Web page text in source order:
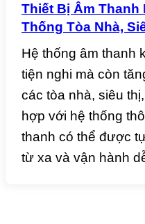
Thiết Bị Âm
Thống Tòa Nhà,
Hệ thống âm thanh
tiện nghi mà còn
các tòa nhà, siêu
hợp với hệ thống
thanh có thể được
từ xa và vận hành